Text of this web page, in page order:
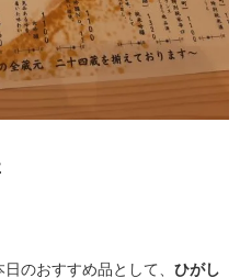
のおすすめ品として、 ひがし